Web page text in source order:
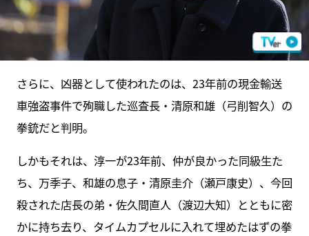
さらに、凶器として使われたのは、23年前の現金輸送
車強盗事件で殉職した巡査長・清原和雄（弓削智久）の
拳銃だと判明。
しかもそれは、淳一が23年前、仲が良かった同級生た
ち、万季子、和雄の息子・清原圭介（瀬戸康史）、今回
殺された店長の弟・佐久間直人（渡辺大知）とともに密
かに持ち去り、タイムカプセルに入れて埋めたはずの拳